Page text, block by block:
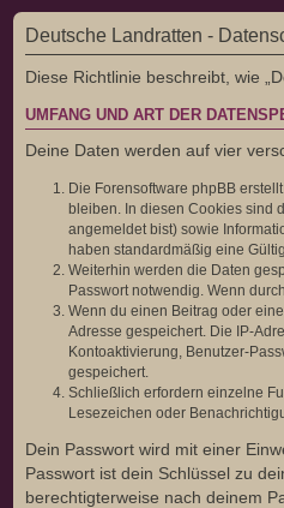
Deutsche Landratten -
Diese Richtlinie beschreibt, wie
UMFANG UND ART DER
Deine Daten werden auf vier
Die Forensoftware phpBB
bleiben. In diesen Cookies sind
angemeldet bist) sowie
haben standardmäßig eine
Weiterhin werden die Daten
Passwort notwendig. Wenn
Wenn du einen Beitrag oder
Adresse gespeichert. Die IP-
Kontoaktivierung, Benutzer-
gespeichert.
Schließlich erfordern einzelne
Lesezeichen oder
Dein Passwort wird mit einer
Passwort ist dein Schlüssel zu
berechtigterweise nach deinem